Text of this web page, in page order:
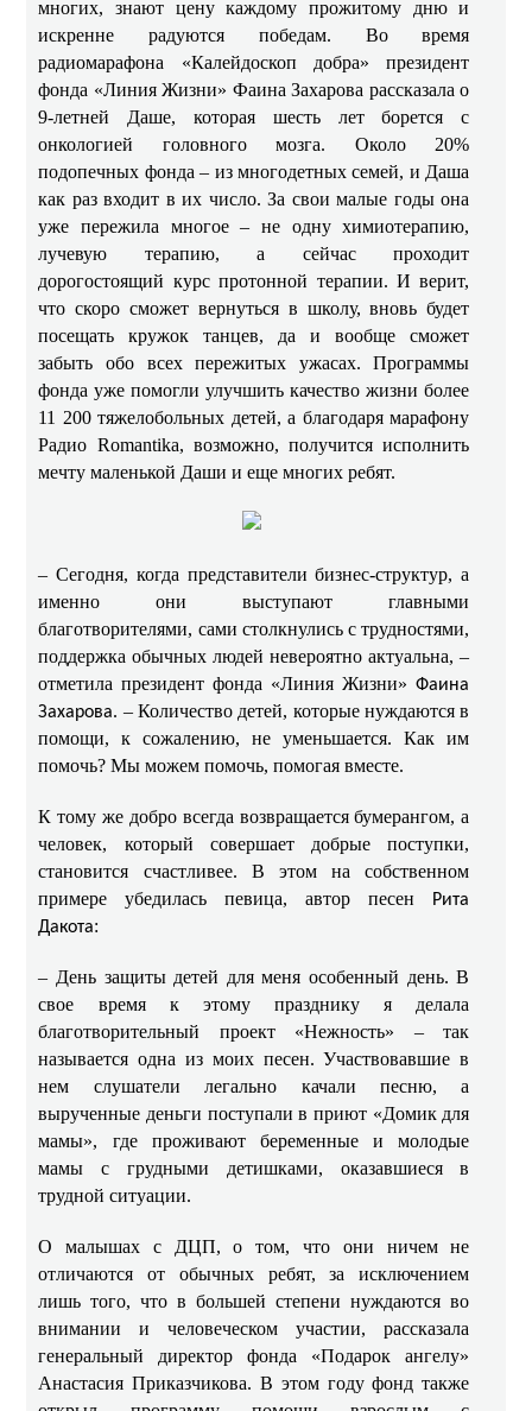
многих, знают цену каждому прожитому дню и
искренне радуются победам. Во время
радиомарафона «Калейдоскоп добра» президент
фонда «Линия Жизни» Фаина Захарова рассказала о
9-летней Даше, которая шесть лет борется с
онкологией головного мозга. Около 20%
подопечных фонда – из многодетных семей, и Даша
как раз входит в их число. За свои малые годы она
уже пережила многое – не одну химиотерапию,
лучевую терапию, а сейчас проходит
дорогостоящий курс протонной терапии. И верит,
что скоро сможет вернуться в школу, вновь будет
посещать кружок танцев, да и вообще сможет
забыть обо всех пережитых ужасах. Программы
фонда уже помогли улучшить качество жизни более
11 200 тяжелобольных детей, а благодаря марафону
Радио Romantika, возможно, получится исполнить
мечту маленькой Даши и еще многих ребят.
– Сегодня, когда представители бизнес-структур, а
именно они выступают главными
благотворителями, сами столкнулись с трудностями,
поддержка обычных людей невероятно актуальна, –
отметила президент фонда «Линия Жизни»Фаина
Захарова. – Количество детей, которые нуждаются в
помощи, к сожалению, не уменьшается. Как им
помочь? Мы можем помочь, помогая вместе.
К тому же добро всегда возвращается бумерангом, а
человек, который совершает добрые поступки,
становится счастливее. В этом на собственном
примере убедилась певица, автор песен
Рита
Дакота:
– День защиты детей для меня особенный день. В
свое время к этому празднику я делала
благотворительный проект «Нежность» – так
называется одна из моих песен. Участвовавшие в
нем слушатели легально качали песню, а
вырученные деньги поступали в приют «Домик для
мамы», где проживают беременные и молодые
мамы с грудными детишками,
оказавшиеся в
трудной ситуации.
О малышах с ДЦП, о том, что они ничем не
отличаются от обычных ребят, за исключением
лишь того, что в большей степени нуждаются во
внимании и человеческом участии, рассказала
генеральный директор фонда «Подарок ангелу»
Анастасия Приказчикова. В этом году фонд также